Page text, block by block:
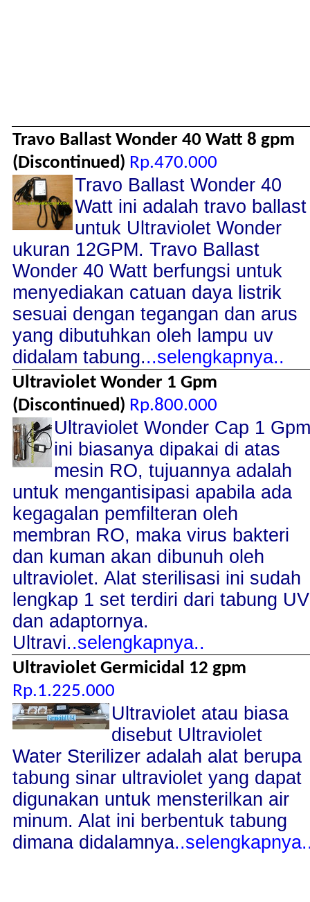
Travo Ballast Wonder 40 Watt 8 gpm
(Discontinued) Rp.470.000
Travo Ballast Wonder 40
Watt ini adalah travo ballast
untuk Ultraviolet Wonder
ukuran 12GPM. Travo Ballast
Wonder 40 Watt berfungsi untuk
menyediakan catuan daya listrik
sesuai dengan tegangan dan arus
yang dibutuhkan oleh lampu uv
didalam tabung...selengkapnya..
Ultraviolet Wonder 1 Gpm
(Discontinued) Rp.800.000
Ultraviolet Wonder Cap 1 Gpm
ini biasanya dipakai di atas
mesin RO, tujuannya adalah
untuk mengantisipasi apabila ada
kegagalan pemfilteran oleh
membran RO, maka virus bakteri
dan kuman akan dibunuh oleh
ultraviolet. Alat sterilisasi ini sudah
lengkap 1 set terdiri dari tabung UV
dan adaptornya.
Ultravi..selengkapnya..
Ultraviolet Germicidal 12 gpm
Rp.1.225.000
Ultraviolet atau biasa
disebut Ultraviolet
Water Sterilizer adalah alat berupa
tabung sinar ultraviolet yang dapat
digunakan untuk mensterilkan air
minum. Alat ini berbentuk tabung
dimana didalamnya